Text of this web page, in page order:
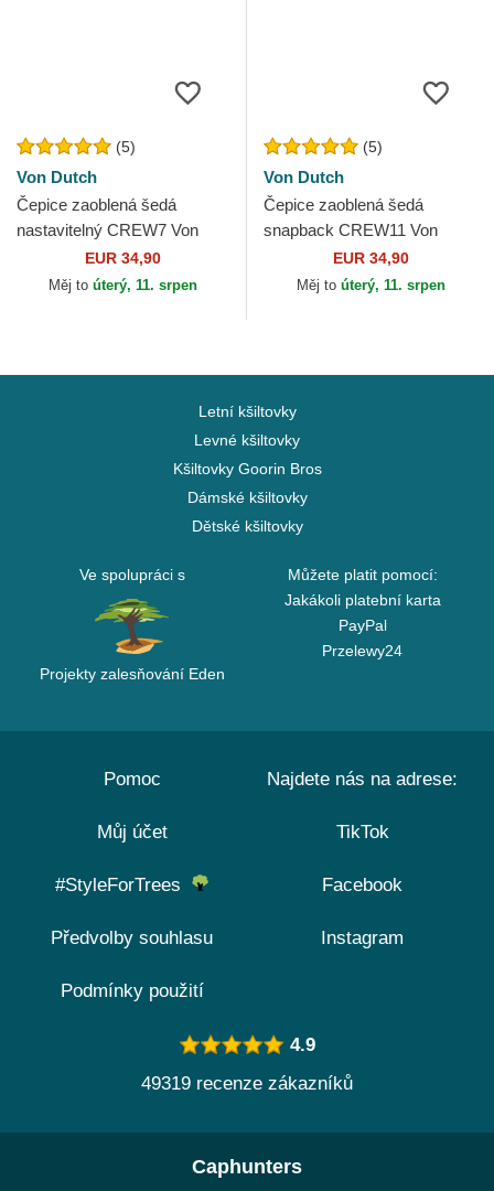
(5)
Von Dutch
Čepice zaoblená šedá
nastavitelný CREW7 Von
EUR 34,90
Měj to úterý, 11. srpen
(5)
Von Dutch
Čepice zaoblená šedá
snapback CREW11 Von
EUR 34,90
Měj to úterý, 11. srpen
Letní kšiltovky
Levné kšiltovky
Kšiltovky Goorin Bros
Dámské kšiltovky
Dětské kšiltovky
Ve spolupráci s
Projekty zalesňování Eden
Můžete platit pomocí:
Jakákoli platební karta
PayPal
Przelewy24
Pomoc
Můj účet
#StyleForTrees
Předvolby souhlasu
Podmínky použití
Najdete nás na adrese:
TikTok
Facebook
Instagram
4.9
49319 recenze zákazníků
Caphunters